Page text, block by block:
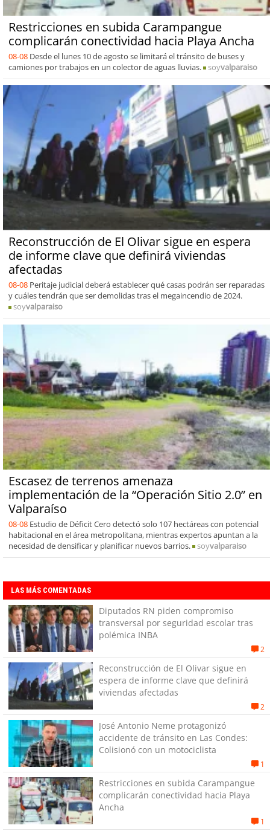
Restricciones en subida Carampangue
complicarán conectividad hacia Playa Ancha
08-08 Desde el lunes 10 de agosto se limitará el tránsito de buses y
camiones por trabajos en un colector de aguas lluvias.
soyvalparaiso
Reconstrucción de El Olivar sigue en espera
de informe clave que definirá viviendas
afectadas
08-08 Peritaje judicial deberá establecer qué casas podrán ser reparadas
y cuáles tendrán que ser demolidas tras el megaincendio de 2024.
soyvalparaiso
Escasez de terrenos amenaza
implementación de la “Operación Sitio 2.0” en
Valparaíso
08-08 Estudio de Déficit Cero detectó solo 107 hectáreas con potencial
habitacional en el área metropolitana, mientras expertos apuntan a la
necesidad de densificar y planificar nuevos barrios.
soyvalparaiso
LAS MÁS COMENTADAS
Diputados RN piden compromiso
transversal por seguridad escolar tras
polémica INBA
2
Reconstrucción de El Olivar sigue en
espera de informe clave que definirá
viviendas afectadas
2
José Antonio Neme protagonizó
accidente de tránsito en Las Condes:
Colisionó con un motociclista
1
Restricciones en subida Carampangue
complicarán conectividad hacia Playa
Ancha
1